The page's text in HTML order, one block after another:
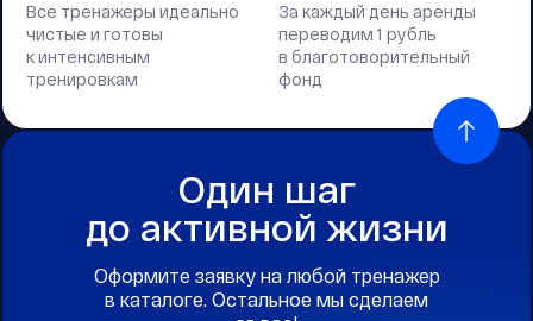
Все тренажеры идеально
чистые и готовы
к интенсивным
тренировкам
За каждый день аренды
переводим 1 рубль
в благотоворительный
фонд
Один шаг
до активной жизни
Оформите заявку на любой тренажер
в каталоге. Остальное мы сделаем